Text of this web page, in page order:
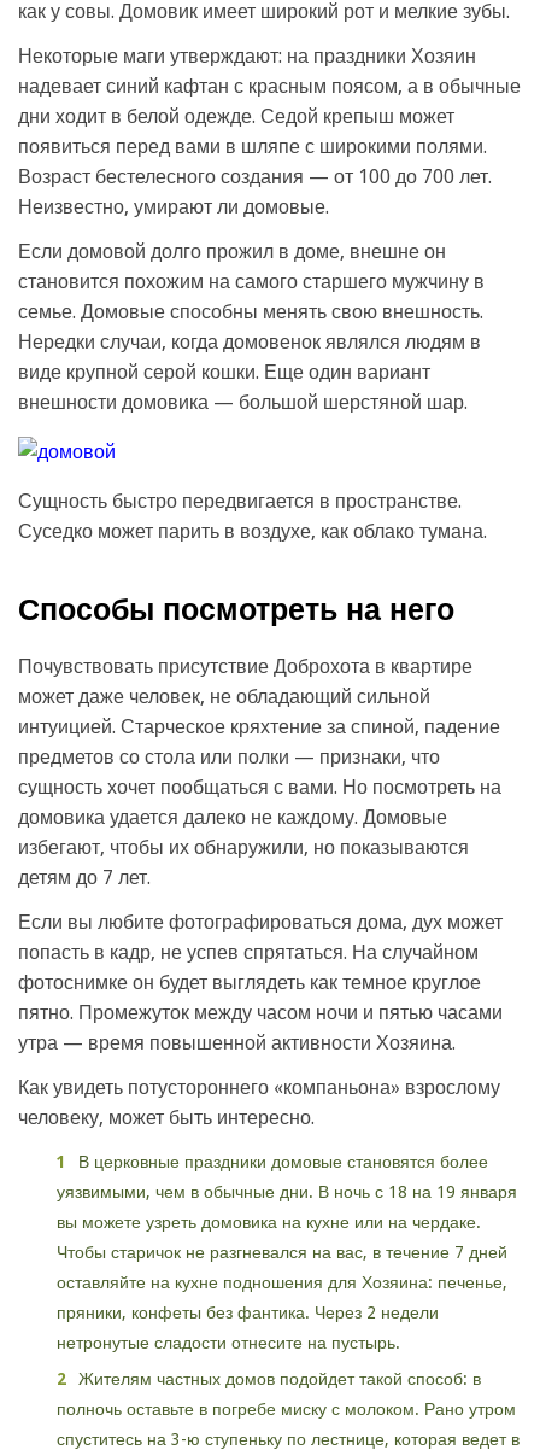
как у совы. Домовик имеет широкий рот и мелкие зубы.
Некоторые маги утверждают: на праздники Хозяин
надевает синий кафтан с красным поясом, а в обычные
дни ходит в белой одежде. Седой крепыш может
появиться перед вами в шляпе с широкими полями.
Возраст бестелесного создания — от 100 до 700 лет.
Неизвестно, умирают ли домовые.
Если домовой долго прожил в доме, внешне он
становится похожим на самого старшего мужчину в
семье. Домовые способны менять свою внешность.
Нередки случаи, когда домовенок являлся людям в
виде крупной серой кошки. Еще один вариант
внешности домовика — большой шерстяной шар.
Сущность быстро передвигается в пространстве.
Суседко может парить в воздухе, как облако тумана.
Способы посмотреть на него
Почувствовать присутствие Доброхота в квартире
может даже человек, не обладающий сильной
интуицией. Старческое кряхтение за спиной, падение
предметов со стола или полки — признаки, что
сущность хочет пообщаться с вами. Но посмотреть на
домовика удается далеко не каждому. Домовые
избегают, чтобы их обнаружили, но показываются
детям до 7 лет.
Если вы любите фотографироваться дома, дух может
попасть в кадр, не успев спрятаться. На случайном
фотоснимке он будет выглядеть как темное круглое
пятно. Промежуток между часом ночи и пятью часами
утра — время повышенной активности Хозяина.
Как увидеть потустороннего «компаньона» взрослому
человеку, может быть интересно.
В церковные праздники домовые становятся более
уязвимыми, чем в обычные дни. В ночь с 18 на 19 января
вы можете узреть домовика на кухне или на чердаке.
Чтобы старичок не разгневался на вас, в течение 7 дней
оставляйте на кухне подношения для Хозяина: печенье,
пряники, конфеты без фантика. Через 2 недели
нетронутые сладости отнесите на пустырь.
Жителям частных домов подойдет такой способ: в
полночь оставьте в погребе миску с молоком. Рано утром
спуститесь на 3-ю ступеньку по лестнице, которая ведет в